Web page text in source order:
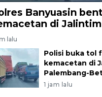
Banyuasin
di Jalintim
lalu
Polisi buka tol
kemacetan di
Palembang-
1 jam lalu